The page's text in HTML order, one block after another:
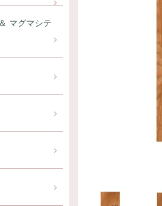
マグマシテ